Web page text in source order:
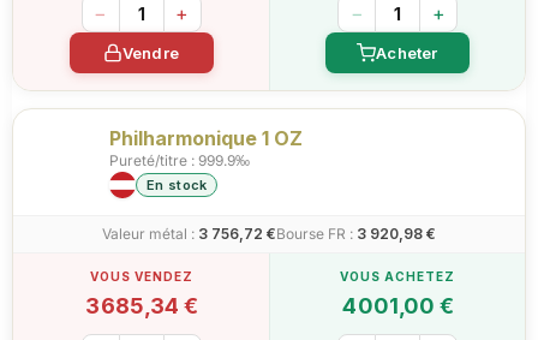
− +
Vendre
− +
Acheter
Philharmonique 1 OZ
Pureté/titre : 999.9‰
En stock
3 685,34 €
Valeur métal : 3 756,72 €Bourse FR : 3 920,98 €
4 001,00 €